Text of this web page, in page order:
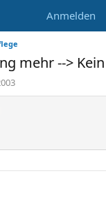
Anmelden
mehr -->